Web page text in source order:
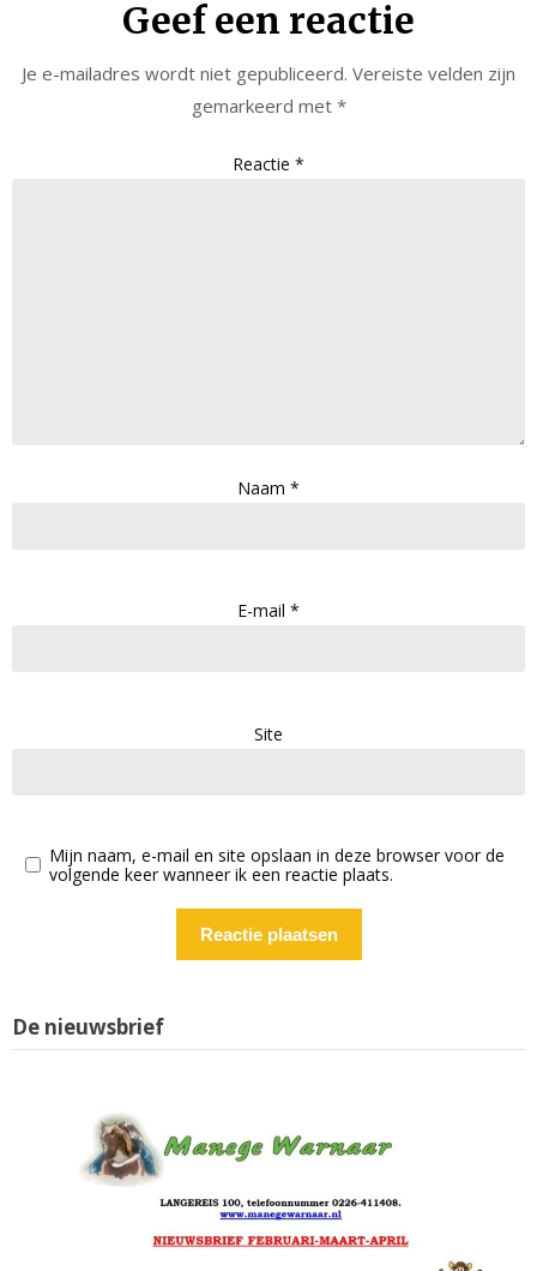
Geef een reactie
Je e-mailadres wordt niet gepubliceerd. Vereiste velden zijn
gemarkeerd met *
Reactie *
Naam *
E-mail *
Site
Mijn naam, e-mail en site opslaan in deze browser voor de
volgende keer wanneer ik een reactie plaats.
De nieuwsbrief